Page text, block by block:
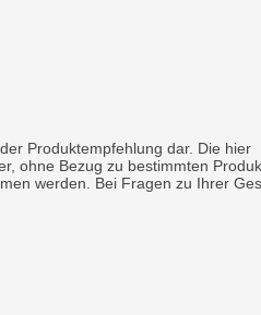
Produktempfehlung dar. Die hier
ohne Bezug zu bestimmten
werden. Bei Fragen zu Ihrer